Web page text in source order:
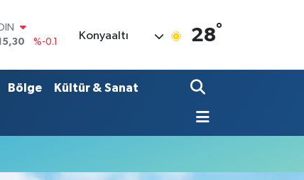
%-0.1
%0.18
Konyaaltı 28°
Bölge Kültür & Sanat